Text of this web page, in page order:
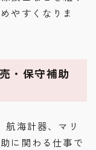
やすくなりま
・保守補助
航海計器、マリ
に関わる仕事で